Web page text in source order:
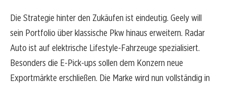
Die Strategie hinter den Zukäufen ist eindeutig. Geely will
sein Portfolio über klassische Pkw hinaus erweitern. Radar
Auto ist auf elektrische Lifestyle-Fahrzeuge spezialisiert.
Besonders die E-Pick-ups sollen dem Konzern neue
Exportmärkte erschließen. Die Marke wird nun vollständig in